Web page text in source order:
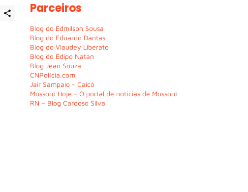
Parceiros
Blog do Edmilson Sousa
Blog do Eduardo Dantas
Blog do Vlaudey Liberato
Blog do Édipo Natan
Blog Jean Souza
CNPolícia.com
Jair Sampaio - Caicó
Mossoró Hoje - O portal de notícias de Mossoró
RN – Blog Cardoso Silva